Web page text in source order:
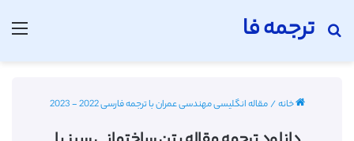
ترجمه فا
جستجو برای
خانه/مقاله انگلیسی مهندسی عمران با ترجمه فارسی 2022 - 2023